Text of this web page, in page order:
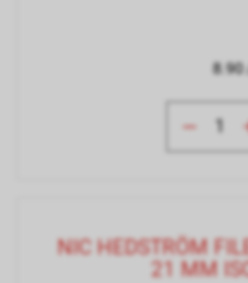
8.90
NIC HEDSTRÖM
21 MM